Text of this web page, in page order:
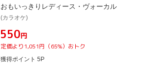
おもいっきりレディース・ヴォーカル
(カラオケ)
¥550円
定価より1,051円（65%）おトク
獲得ポイント 5P